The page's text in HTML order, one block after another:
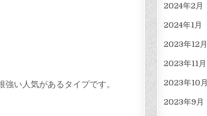
い人気があるタイプです。
2024年2月
2024年1月
2023年12月
2023年11月
2023年10月
2023年9月